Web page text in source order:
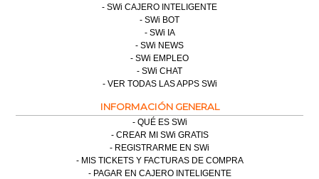
SWi CAJERO INTELIGENTE
SWi BOT
SWi IA
SWi NEWS
SWi EMPLEO
SWi CHAT
VER TODAS LAS APPS SWi
INFORMACIÓN GENERAL
QUÉ ES SWi
CREAR MI SWi GRATIS
REGISTRARME EN SWi
MIS TICKETS Y FACTURAS DE COMPRA
PAGAR EN CAJERO INTELIGENTE